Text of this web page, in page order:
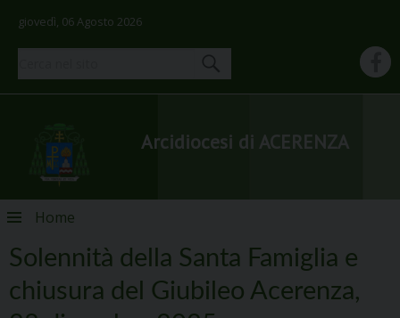
giovedì, 06 Agosto 2026
Arcidiocesi di ACERENZA
Skip
content
Home
Solennità della Santa Famiglia e
chiusura del Giubileo Acerenza,